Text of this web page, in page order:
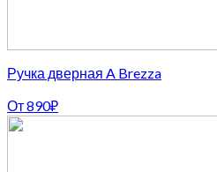
Ручка дверная A Brezza
От890₽